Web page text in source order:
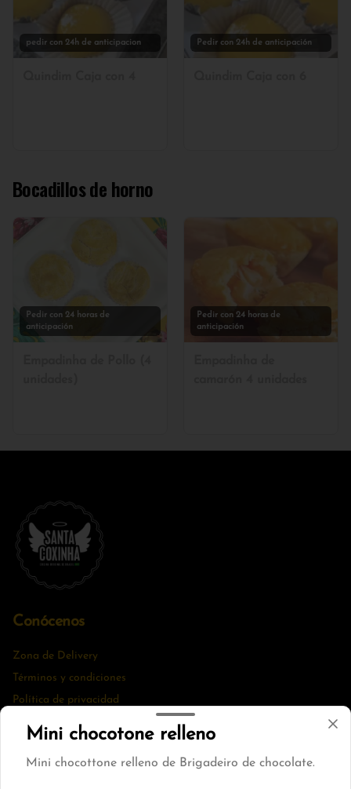
pedir con 24h de anticipacion Pedir con 24h de anticipación
Bocadillos de horno
Pedir con 24 horas de
anticipación
Pedir con 24 horas de
anticipación
Conócenos
Zona de Delivery
Términos y condiciones
Política de privacidad
Redes sociales
Instagram
Mini chocotone relleno
Mini chocottone relleno de Brigadeiro de chocolate.